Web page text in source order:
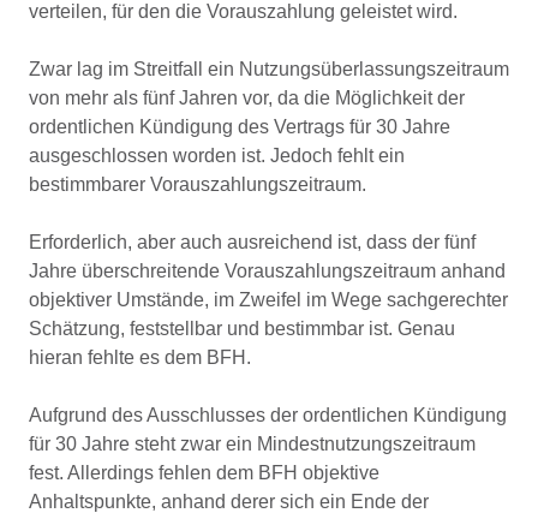
verteilen, für den die Vorauszahlung geleistet wird.
Zwar lag im Streitfall ein Nutzungsüberlassungszeitraum
von mehr als fünf Jahren vor, da die Möglichkeit der
ordentlichen Kündigung des Vertrags für 30 Jahre
ausgeschlossen worden ist. Jedoch fehlt ein
bestimmbarer Vorauszahlungszeitraum.
Erforderlich, aber auch ausreichend ist, dass der fünf
Jahre überschreitende Vorauszahlungszeitraum anhand
objektiver Umstände, im Zweifel im Wege sachgerechter
Schätzung, feststellbar und bestimmbar ist. Genau
hieran fehlte es dem BFH.
Aufgrund des Ausschlusses der ordentlichen Kündigung
für 30 Jahre steht zwar ein Mindestnutzungszeitraum
fest. Allerdings fehlen dem BFH objektive
Anhaltspunkte, anhand derer sich ein Ende der